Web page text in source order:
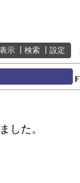
示 検索 設定
した。